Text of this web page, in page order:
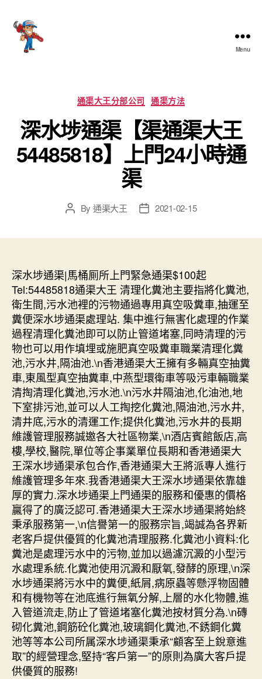
王
Menu
Categories
通渠大王分部公司 通渠方法
深水埗通渠【渠通渠大王
54485818】上門24小時通
渠
PostBy 通渠大王
Post2021-02-15
深水埗通渠|馬桶厠所上門緊急通渠$100起
Tel:54485818通渠大王 清理化糞池主要指將化糞池,
衛生間,污水池裡的污物通過專用真空吸糞車,抽運至
糞便深水埗通渠處理站. 集中進行無害化處理的作業
過程清理化糞池即可以防止管道堵塞,同時清理的污
物也可以用作填埋或施肥真空吸糞車職業清理化糞
池,污水井,隔油池.\n香港通渠大王擁有多輛真空抽糞
車,東風型真空抽糞車,中燕型環衛車等吸污車輛職業
清掏清理化糞池,污水池.\n污水井隔油池,化油池,地
下室排污池,並可以人工掏挖化糞池,隔油池,污水井,
清井底,污水的清運工作;提供化糞池,污水井的長期
維護管理服務誠邀各大社區物業,\n酒店賓館飯店,高
樓,學校,醫院,單位等企事業單位長期和香港通渠大
王深水埗通渠承包合作,香港通渠大王將派專人進行
維護管理多年來.我香港通渠大王深水埗通渠依靠雄
厚的實力.深水埗通渠上門通渠的服務和優惠的價格
贏得了的廣泛認可.香港通渠大王深水埗通渠將始終
秉承服務第一,\n信譽第一的服務宗旨,竭誠為各界新
老客戶提供優質的化糞池清理服務.化糞池小資料:化
糞池是處理污水中的污物,並加以過濾沉澱的小型污
水處理系統.化糞池使用沉澱和厭氧,發酵的原理,\n深
水埗通渠將污水中的糞便,紙屑,病原蟲等懸浮物固體
和有機物等在池底進行無氧分解,上層的水化物體,進
入管道流走,防止了管道堵塞化糞池按材質分為.\n磚
砌化糞池,鋼筋砼化糞池,玻璃鋼化糞池,不銹鋼化糞
池等等本公司所属深水埗通渠秉承“顧客至上銳意進
取”的經營理念,堅持“客戶第一”的原則為廣大客戶提
供優質的服務!